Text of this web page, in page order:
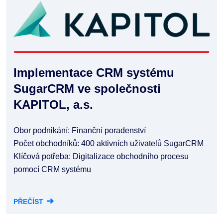
Implementace CRM systému
SugarCRM ve společnosti
KAPITOL, a.s.
Obor podnikání: Finanční poradenství
Počet obchodníků: 400 aktivních uživatelů SugarCRM
Klíčová potřeba: Digitalizace obchodního procesu
pomocí CRM systému
PŘEČÍST ➔